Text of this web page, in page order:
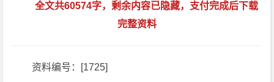
全文共60574字，剩余内容已隐藏，支付完成后下载
完整资料
资料编号：[1725]